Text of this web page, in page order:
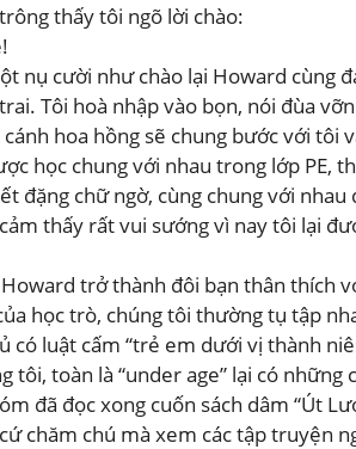
thấy tôi ngõ lời chào:
nụ cười như chào lại Howard cùng
Tôi hoà nhập vào bọn, nói đùa
hoa hồng sẽ chung bước với tôi
học chung với nhau trong lớp PE,
đặng chữ ngờ, cùng chung với
thấy rất vui sướng vì nay tôi lại
trở thành đôi bạn thân thích
học trò, chúng tôi thường tụ tập
có luật cấm “trẻ em dưới vị thành
tôi, toàn là “under age” lại có
đã đọc xong cuốn sách dâm “Út
chăm chú mà xem các tập truyện